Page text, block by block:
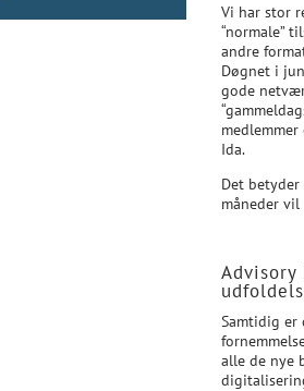
Vi har stor
“normale”
andre
Døgnet i
gode
Ida.
Det
måneder
Samtidig er
alle de nye